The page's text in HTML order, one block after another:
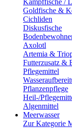
Kampffische /
Goldfische &
Cichliden
Diskusfische
Axolotl
Artemia &
Futterzusatz &
Pflegemittel
Pflanzenpflege
Heil-/
Algenmittel
Meerwasser
Zur Kategorie